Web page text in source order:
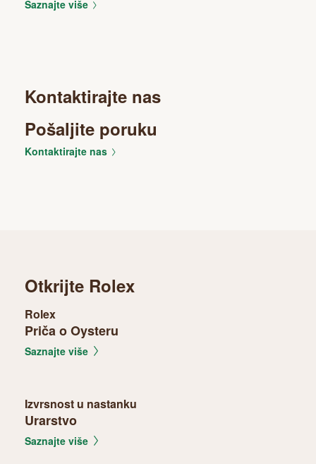
Saznajte više
Kontaktirajte nas
Pošaljite poruku
Kontaktirajte nas
Otkrijte Rolex
Rolex
Priča o Oysteru
Saznajte više
Izvrsnost u nastanku
Urarstvo
Saznajte više